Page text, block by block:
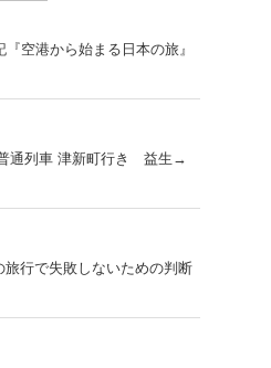
空港から始まる日本の旅』
普通列車 津新町行き 益生→
行で失敗しないための判断